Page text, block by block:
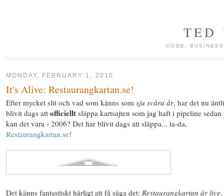
TED
CODE,
MONDAY, FEBRUARY 1, 2010
It's Alive: Restaurangkartan.se!
Efter mycket slit och vad som känns som sju svåra år, har det nu
blivit dags att officiellt släppa kartsajten som jag haft i pipeline sedan
kan det vara - 2006? Det har blivit dags att släppa... ta-da,
Restaurangkartan.se!
Det känns fantastiskt härligt att få säga det: Restaurangkartan är live.